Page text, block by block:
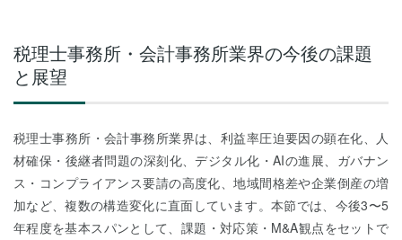
税理士事務所・会計事務所業界の今後の課題
と展望
税理士事務所・会計事務所業界は、利益率圧迫要因の顕在化、人
材確保・後継者問題の深刻化、デジタル化・AIの進展、ガバナン
ス・コンプライアンス要請の高度化、地域間格差や企業倒産の増
加など、複数の構造変化に直面しています。本節では、今後3〜5
年程度を基本スパンとして、課題・対応策・M&A観点をセットで